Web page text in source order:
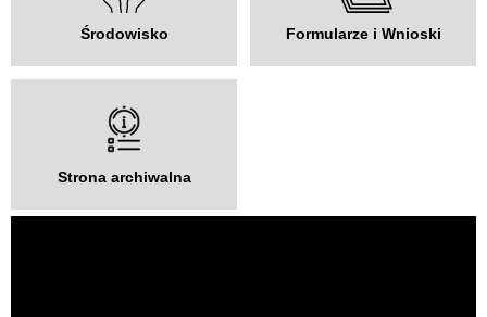
Środowisko Formularze i Wnioski
Strona archiwalna